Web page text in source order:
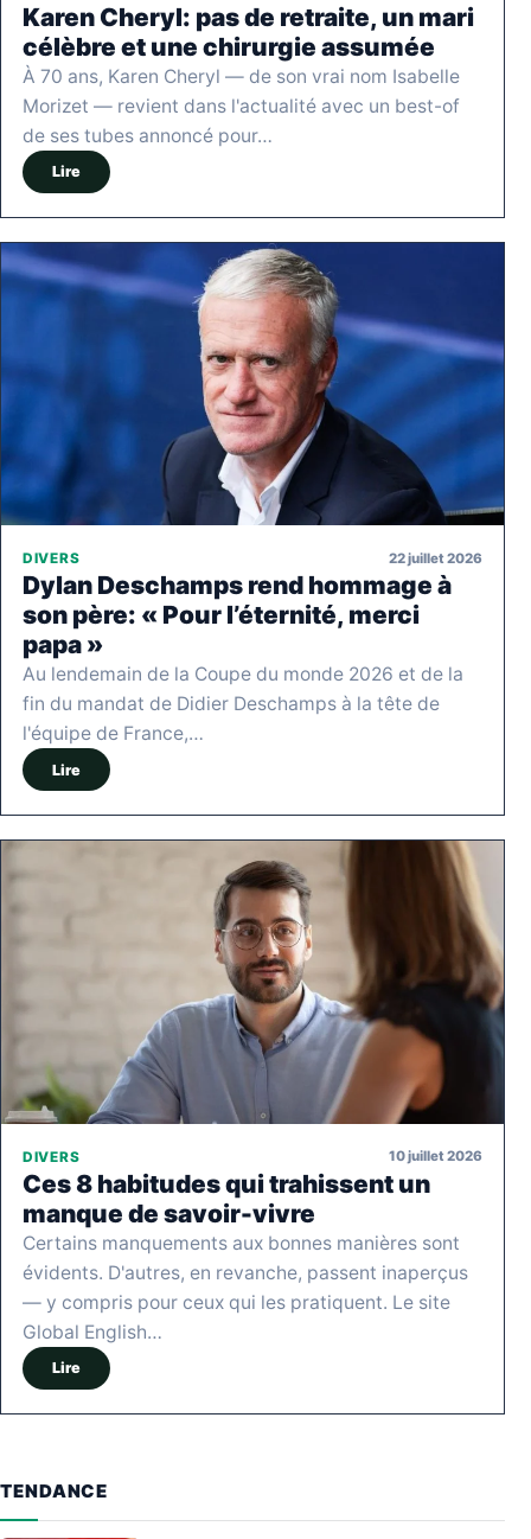
Karen Cheryl: pas de retraite, un mari
célèbre et une chirurgie assumée
À 70 ans, Karen Cheryl — de son vrai nom Isabelle
Morizet — revient dans l'actualité avec un best-of
de ses tubes annoncé pour…
Lire
DIVERS 22 juillet 2026
Dylan Deschamps rend hommage à
son père: « Pour l’éternité, merci
papa »
Au lendemain de la Coupe du monde 2026 et de la
fin du mandat de Didier Deschamps à la tête de
l'équipe de France,…
Lire
DIVERS 10 juillet 2026
Ces 8 habitudes qui trahissent un
manque de savoir-vivre
Certains manquements aux bonnes manières sont
évidents. D'autres, en revanche, passent inaperçus
— y compris pour ceux qui les pratiquent. Le site
Global English…
Lire
TENDANCE